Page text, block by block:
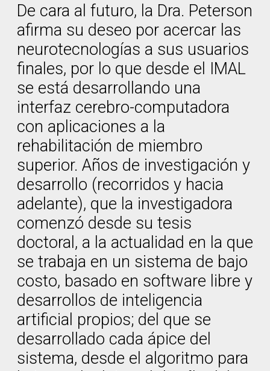
De cara al futuro, la Dra. Peterson
afirma su deseo por acercar las
neurotecnologías a sus usuarios
finales, por lo que desde el IMAL
se está desarrollando una
interfaz cerebro-computadora
con aplicaciones a la
rehabilitación de miembro
superior. Años de investigación y
desarrollo (recorridos y hacia
adelante), que la investigadora
comenzó desde su tesis
doctoral, a la actualidad en la que
se trabaja en un sistema de bajo
costo, basado en software libre y
desarrollos de inteligencia
artificial propios; del que se
desarrollado cada ápice del
sistema, desde el algoritmo para